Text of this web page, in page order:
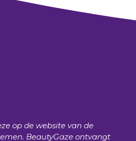
op de website van de
BeautyGaze ontvangt